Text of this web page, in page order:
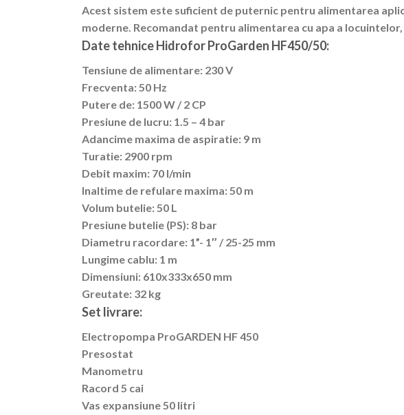
Acest sistem este suficient de puternic pentru alimentarea
moderne. Recomandat pentru alimentarea cu apa a
Date tehnice Hidrofor ProGarden HF450/50:
Tensiune de alimentare: 230 V
Frecventa: 50 Hz
Putere de: 1500 W / 2 CP
Presiune de lucru: 1.5 – 4 bar
Adancime maxima de aspiratie: 9 m
Turatie: 2900 rpm
Debit maxim: 70 l/min
Inaltime de refulare maxima: 50 m
Volum butelie: 50 L
Presiune butelie (PS): 8 bar
Diametru racordare: 1”- 1″ / 25-25 mm
Lungime cablu: 1 m
Dimensiuni: 610x333x650 mm
Greutate: 32 kg
Set livrare:
Electropompa ProGARDEN HF 450
Presostat
Manometru
Racord 5 cai
Vas expansiune 50 litri